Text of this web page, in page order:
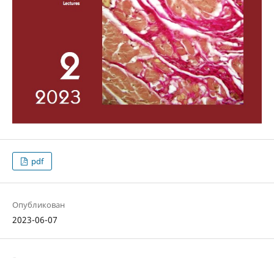
pdf
Опубликован
2023-06-07